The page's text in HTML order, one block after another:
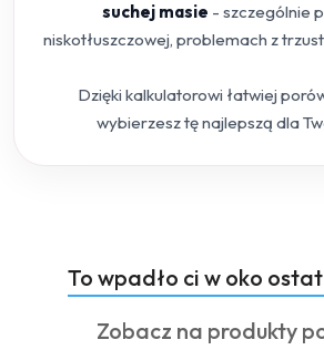
suchej masie - szczególnie
niskotłuszczowej, problemach z
Dzięki kalkulatorowi łatwiej
wybierzesz tę najlepszą dla
Pomiń karuzelę produktów
Produkty
o
statusie:
To wpadło ci w oko
Produkty
Zobacz na produkty